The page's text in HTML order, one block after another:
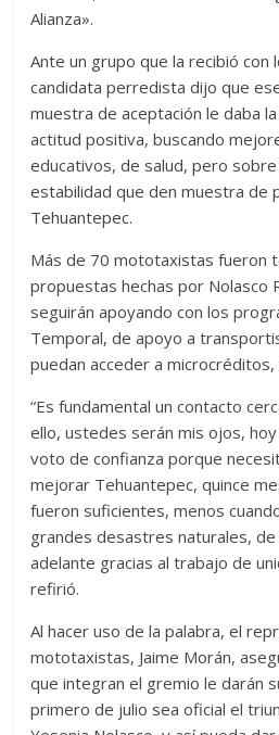
Alianza».
Ante un grupo que la recibió con
candidata perredista dijo que
muestra de aceptación le daba
actitud positiva, buscando
educativos, de salud, pero
estabilidad que den muestra de
Tehuantepec.
Más de 70 mototaxistas fueron
propuestas hechas por Nolasco
seguirán apoyando con los
Temporal, de apoyo a
puedan acceder a
“Es fundamental un contacto
ello, ustedes serán mis ojos,
voto de confianza porque
mejorar Tehuantepec, quince
fueron suficientes, menos
grandes desastres naturales,
adelante gracias al trabajo de
refirió.
Al hacer uso de la palabra, el
mototaxistas, Jaime Morán,
que integran el gremio le darán
primero de julio sea oficial el